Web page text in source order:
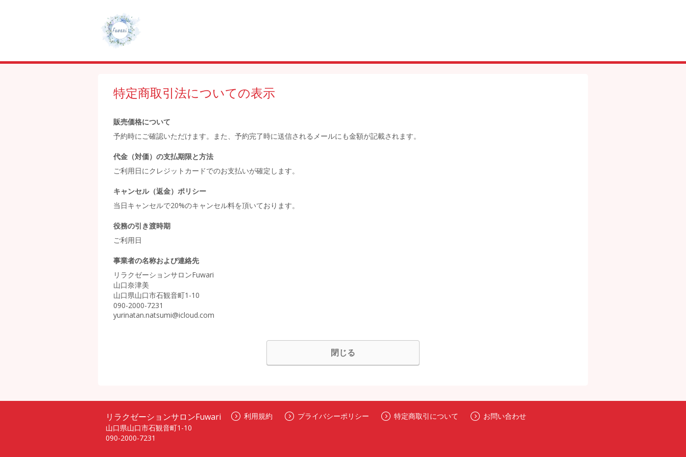
特定商取引法についての表示
販売価格について
予約時にご確認いただけます。また、予約完了時に送信されるメールにも金額が記載されます。
代金（対価）の支払期限と方法
ご利用日にクレジットカードでのお支払いが確定します。
キャンセル（返金）ポリシー
当日キャンセルで20%のキャンセル料を頂いております。
役務の引き渡時期
ご利用日
事業者の名称および連絡先
リラクゼーションサロンFuwari
山口奈津美
山口県山口市石観音町1-10
090-2000-7231
yurinatan.natsumi@icloud.com
閉じる
リラクゼーションサロンFuwari
山口県山口市石観音町1-10
090-2000-7231
利用規約 プライバシーポリシー 特定商取引について お問い合わせ